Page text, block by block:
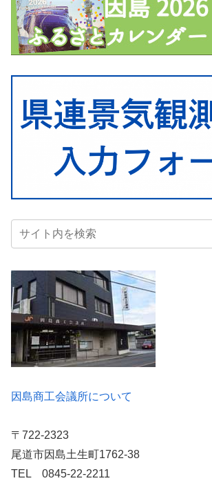
因島商工会議所について
〒722-2323
尾道市因島土生町1762-38
TEL 0845-22-2211